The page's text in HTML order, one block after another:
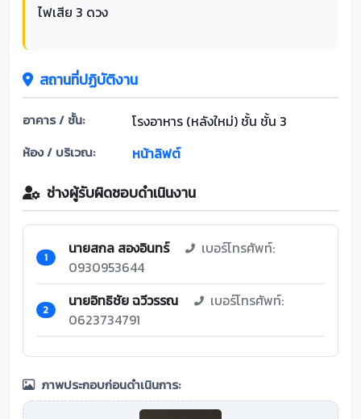
ไฟเสีย 3 ดวง
สถานที่ปฏิบัติงาน
อาคาร / ชั้น: โรงอาหาร (หลังใหม่) ชั้น ชั้น 3
ห้อง / บริเวณ: หน้าลิฟต์
ช่างผู้รับผิดชอบดำเนินงาน
1 นายสกล สองอินทร์
เบอร์โทรศัพท์:
0930953644
2 นายอิทธิชัย ฉวีวรรณ
เบอร์โทรศัพท์:
0623734791
ภาพประกอบก่อนดำเนินการ: